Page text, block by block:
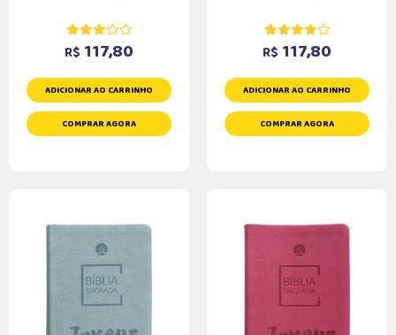
R$ 117,80
ADICIONAR AO CARRINHO
COMPRAR AGORA
R$ 117,80
ADICIONAR AO CARRINHO
COMPRAR AGORA